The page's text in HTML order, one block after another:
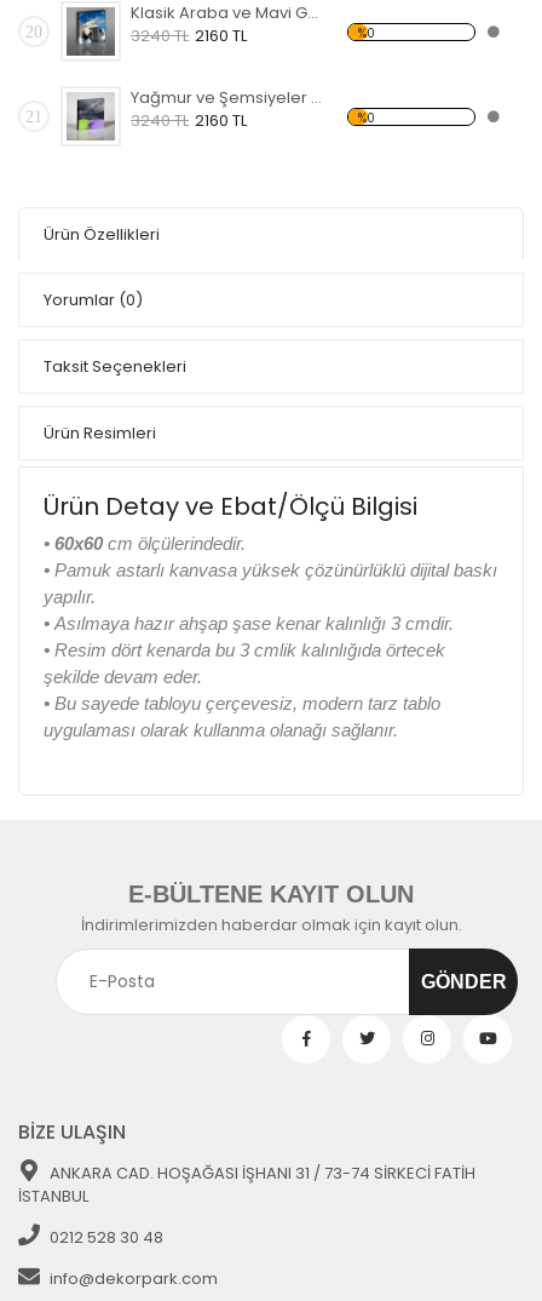
20
Klasik Araba ve Mavi Gökyüzü Temalı Kanvas Tablo
3240 TL 2160 TL %0
21
Yağmur ve Şemsiyeler Temalı Kanvas Tablo
3240 TL 2160 TL %0
Ürün Özellikleri
Yorumlar (0)
Taksit Seçenekleri
Ürün Resimleri
Ürün Detay ve Ebat/Ölçü Bilgisi
• 60x60 cm ölçülerindedir.
• Pamuk astarlı kanvasa yüksek çözünürlüklü dijital baskı
yapılır.
• Asılmaya hazır ahşap şase kenar kalınlığı 3 cmdir.
• Resim dört kenarda bu 3 cmlik kalınlığıda örtecek
şekilde devam eder.
• Bu sayede tabloyu çerçevesiz, modern tarz tablo
uygulaması olarak kullanma olanağı sağlanır.
E-BÜLTENE KAYIT OLUN
İndirimlerimizden haberdar olmak için kayıt olun.
BİZE ULAŞIN
ANKARA CAD. HOŞAĞASI İŞHANI 31 / 73-74 SİRKECİ FATİH
İSTANBUL
0212 528 30 48
info@dekorpark.com